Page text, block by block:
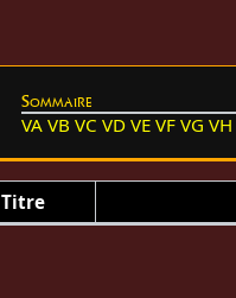
Sommaire
VA VB VC VD VE VF VG VH
Titre